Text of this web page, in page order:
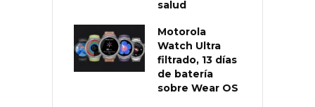
salud
Motorola
Watch Ultra
filtrado, 13 días
de batería
sobre Wear OS